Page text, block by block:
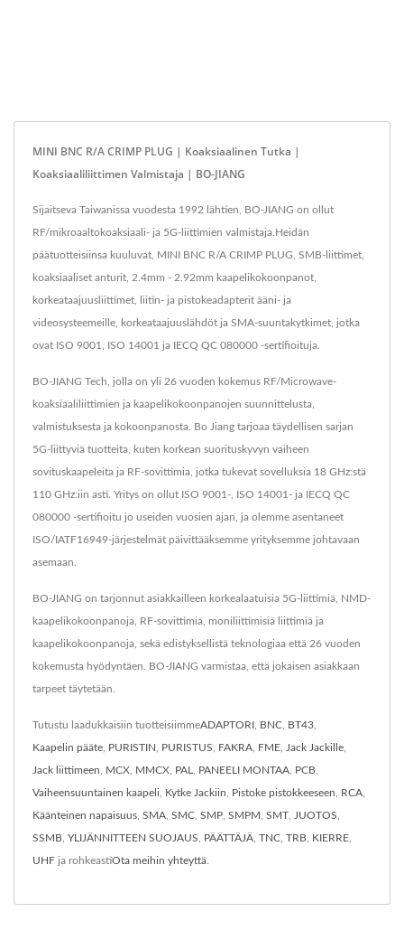
MINI BNC R/A CRIMP PLUG | Koaksiaalinen Tutka |
Koaksiaaliliittimen Valmistaja | BO-JIANG
Sijaitseva Taiwanissa vuodesta 1992 lähtien, BO-JIANG on ollut
RF/mikroaaltokoaksiaali- ja 5G-liittimien valmistaja.Heidän
päätuotteisiinsa kuuluvat, MINI BNC R/A CRIMP PLUG, SMB-liittimet,
koaksiaaliset anturit, 2.4mm - 2.92mm kaapelikokoonpanot,
korkeataajuusliittimet, liitin- ja pistokeadapterit ääni- ja
videosysteemeille, korkeataajuuslähdöt ja SMA-suuntakytkimet, jotka
ovat ISO 9001, ISO 14001 ja IECQ QC 080000 -sertifioituja.
BO-JIANG Tech, jolla on yli 26 vuoden kokemus RF/Microwave-
koaksiaaliliittimien ja kaapelikokoonpanojen suunnittelusta,
valmistuksesta ja kokoonpanosta. Bo Jiang tarjoaa täydellisen sarjan
5G-liittyviä tuotteita, kuten korkean suorituskyvyn vaiheen
sovituskaapeleita ja RF-sovittimia, jotka tukevat sovelluksia 18 GHz:stä
110 GHz:iin asti. Yritys on ollut ISO 9001-, ISO 14001- ja IECQ QC
080000 -sertifioitu jo useiden vuosien ajan, ja olemme asentaneet
ISO/IATF16949-järjestelmät päivittääksemme yrityksemme johtavaan
asemaan.
BO-JIANG on tarjonnut asiakkailleen korkealaatuisia 5G-liittimiä, NMD-
kaapelikokoonpanoja, RF-sovittimia, moniliittimisiä liittimiä ja
kaapelikokoonpanoja, sekä edistyksellistä teknologiaa että 26 vuoden
kokemusta hyödyntäen. BO-JIANG varmistaa, että jokaisen asiakkaan
tarpeet täytetään.
Tutustu laadukkaisiin tuotteisiimmeADAPTORI BNC BT43
Kaapelin pääte PURISTIN PURISTUS FAKRA FME Jack Jackille
Jack liittimeen MCX MMCX PAL PANEELI MONTAA PCB
Vaiheensuuntainen kaapeli Kytke Jackiin Pistoke pistokkeeseen RCA
Käänteinen napaisuus SMA SMC SMP SMPM SMT JUOTOS
SSMB YLIJÄNNITTEEN SUOJAUS PÄÄTTÄJÄ TNC TRB KIERRE
UHF ja rohkeastiOta meihin yhteyttä